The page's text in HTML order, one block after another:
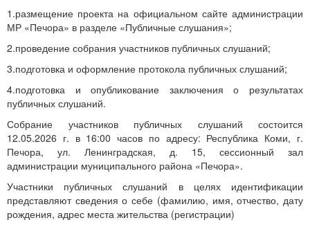
1.размещение проекта на официальном сайте администрации
МР «Печора» в разделе «Публичные слушания»;
2.проведение собрания участников публичных слушаний;
3.подготовка и оформление протокола публичных слушаний;
4.подготовка и опубликование заключения о результатах
публичных слушаний.
Собрание участников публичных слушаний состоится
12.05.2026 г. в 16:00 часов по адресу: Республика Коми, г.
Печора, ул. Ленинградская, д. 15, сессионный зал
администрации муниципального района «Печора».
Участники публичных слушаний в целях идентификации
представляют сведения о себе (фамилию, имя, отчество, дату
рождения, адрес места жительства (регистрации)